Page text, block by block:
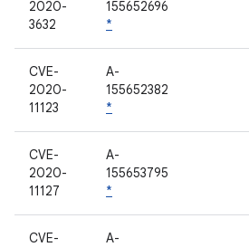
2020-
3632
155652696
*
CVE-
2020-
11123
A-
155652382
*
CVE-
2020-
11127
A-
155653795
*
CVE-
A-